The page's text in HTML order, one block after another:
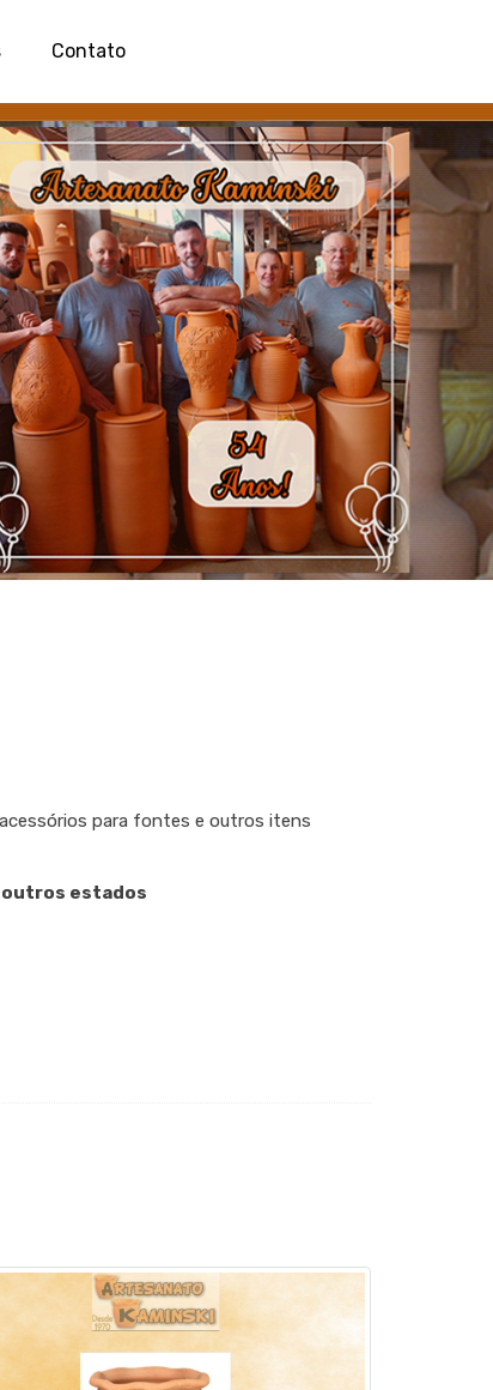
Contato
para fontes e outros itens
outros estados